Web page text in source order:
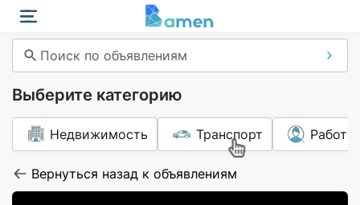
Поиск по объявлениям
Выберите категорию
Недвижимость Транспорт Работа
Вернуться назад к объявлениям